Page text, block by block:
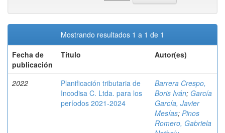
Mostrando resultados 1 a 1 de 1
Fecha de
publicación
Título Autor(es)
2022
Planificación tributaria de
Incodisa C. Ltda. para los
períodos 2021-2024
Barrera Crespo,
Boris Iván; García
García, Javier
Mesías; Pinos
Romero, Gabriela